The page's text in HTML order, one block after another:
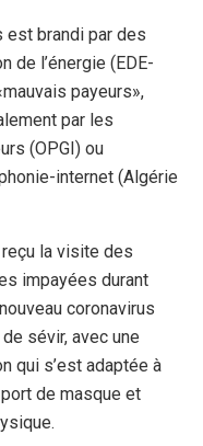
est brandi par des
de l’énergie (EDE-
payeurs»,
par les
(OPGI) ou
internet (Algérie
la visite des
impayées durant
coronavirus
sévir, avec une
qui s’est adaptée à
de masque et